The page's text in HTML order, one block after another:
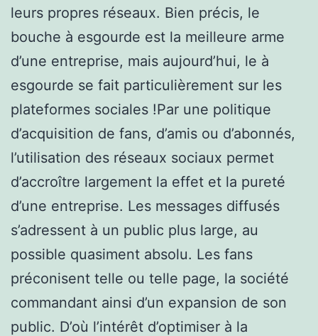
leurs propres réseaux. Bien précis, le
bouche à esgourde est la meilleure arme
d’une entreprise, mais aujourd’hui, le à
esgourde se fait particulièrement sur les
plateformes sociales !Par une politique
d’acquisition de fans, d’amis ou d’abonnés,
l’utilisation des réseaux sociaux permet
d’accroître largement la effet et la pureté
d’une entreprise. Les messages diffusés
s’adressent à un public plus large, au
possible quasiment absolu. Les fans
préconisent telle ou telle page, la société
commandant ainsi d’un expansion de son
public. D’où l’intérêt d’optimiser à la